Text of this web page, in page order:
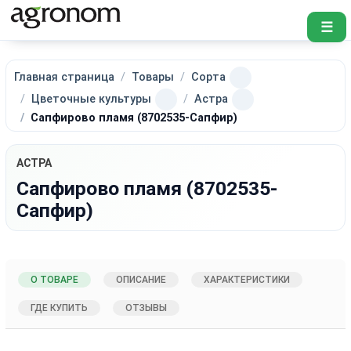
☰
Главная страница Товары
Сорта
Цветочные культуры
Астра
Сапфирово пламя (8702535-Сапфир)
АСТРА
Сапфирово пламя (8702535-
Сапфир)
О ТОВАРЕ ОПИСАНИЕ ХАРАКТЕРИСТИКИ
ГДЕ КУПИТЬ ОТЗЫВЫ